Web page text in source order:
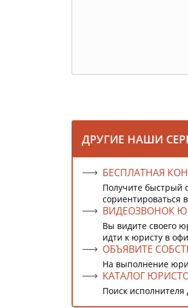
ДРУГИЕ НАШИ
БЕСПЛАТНАЯ
Получите быстрый
сориентироваться
ВИДЕОЗВОНОК
Вы видите своего
идти к юристу в
ОБЪЯВИТЕ
На выполнение
КАТАЛОГ
Поиск